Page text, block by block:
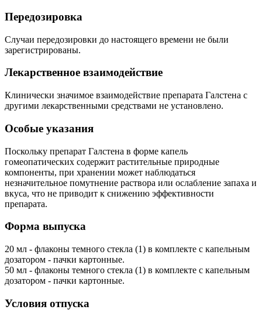
Передозировка
Случаи передозировки до настоящего времени не были
зарегистрированы.
Лекарственное взаимодействие
Клинически значимое взаимодействие препарата Галстена с
другими лекарственными средствами не установлено.
Особые указания
Поскольку препарат Галстена в форме капель
гомеопатических содержит растительные природные
компоненты, при хранении может наблюдаться
незначительное помутнение раствора или ослабление запаха и
вкуса, что не приводит к снижению эффективности
препарата.
Форма выпуска
20 мл - флаконы темного стекла (1) в комплекте с капельным
дозатором - пачки картонные.
50 мл - флаконы темного стекла (1) в комплекте с капельным
дозатором - пачки картонные.
Условия отпуска